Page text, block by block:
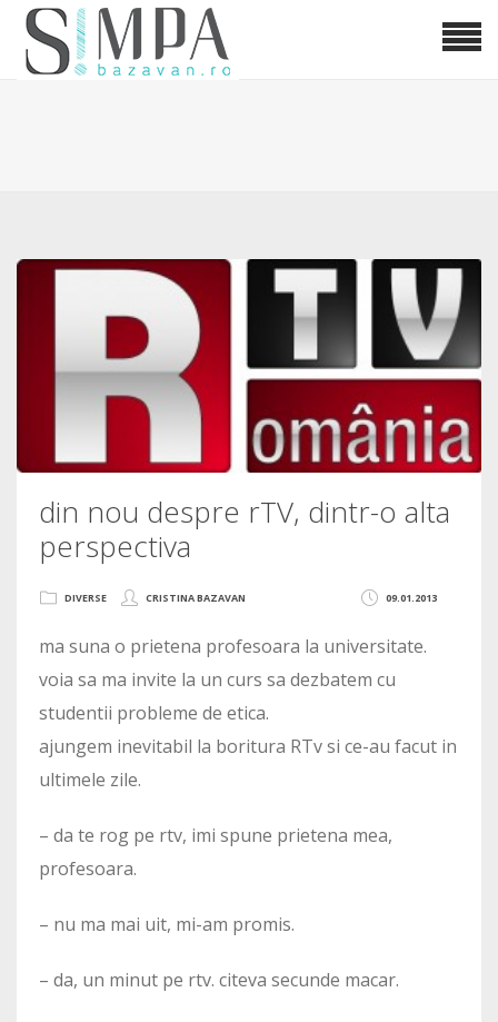
din nou despre rTV, dintr-o alta
perspectiva
09.01.2013
DIVERSE CRISTINA BAZAVAN
ma suna o prietena profesoara la universitate.
voia sa ma invite la un curs sa dezbatem cu
studentii probleme de etica.
ajungem inevitabil la boritura RTv si ce-au facut in
ultimele zile.
– da te rog pe rtv, imi spune prietena mea,
profesoara.
– nu ma mai uit, mi-am promis.
– da, un minut pe rtv. citeva secunde macar.